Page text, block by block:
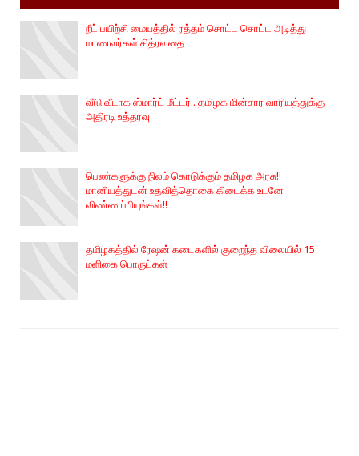
நீட் பயிற்சி மையத்தில் ரத்தம் சொட்ட சொட்ட அடித்து
மாணவர்கள் சித்ரவதை
வீடு வீடாக ஸ்மார்ட் மீட்டர்.. தமிழக மின்சார வாரியத்துக்கு
அதிரடி உத்தரவு
பெண்களுக்கு நிலம் கொடுக்கும் தமிழக அரசு!!
மானியத்துடன் உதவித்தொகை கிடைக்க உடனே
விண்ணப்பியுங்கள்!!
தமிழகத்தில் ரேஷன் கடைகளில் குறைந்த விலையில் 15
மளிகை பொருட்கள்